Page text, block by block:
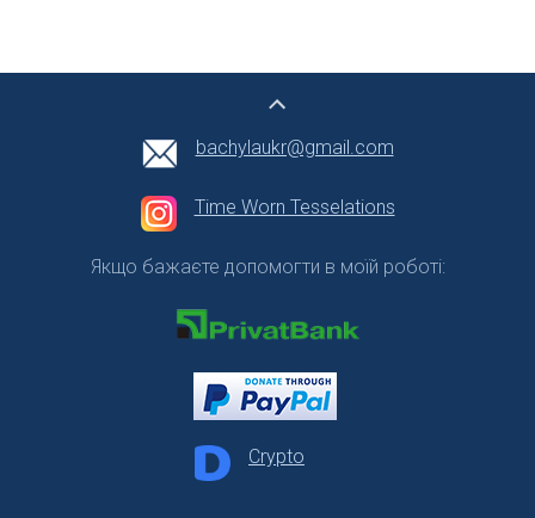
bachylaukr@gmail.com
Time Worn Tesselations
Якщо бажаєте допомогти в моїй роботі:
Crypto